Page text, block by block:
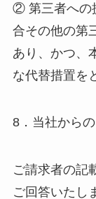
② 第三者への
合その他の第
あり、かつ、
な代替措置を
8．当社から
ご請求者の記
ご回答いたし